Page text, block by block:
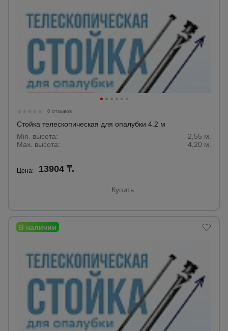
0 отзывов
Стойка телескопическая для опалубки 4.2 м
Min. высота:
2,55 м.
Max. высота:
4,20 м.
Цена: 13904 ₸.
Купить